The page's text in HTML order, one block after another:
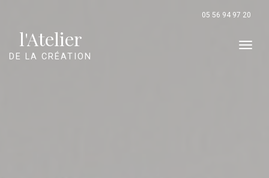
05 56 94 97 20
l'Atelier
DE LA CRÉATION